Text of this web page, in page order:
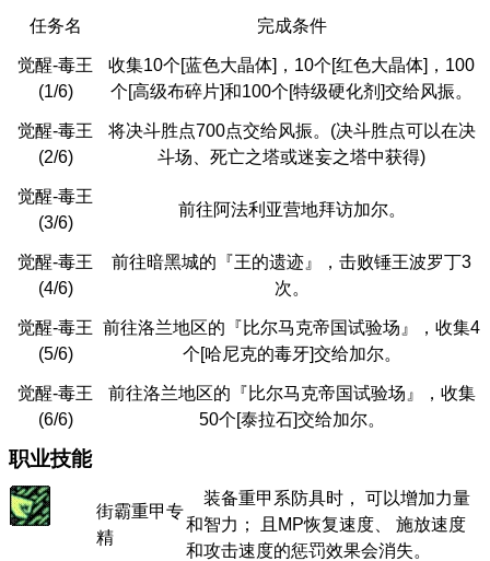
任务名 完成条件
觉醒-毒王
(1/6)
收集10个[蓝色大晶体]，10个[红色大晶体]，100
个[高级布碎片]和100个[特级硬化剂]交给风振。
觉醒-毒王
(2/6)
将决斗胜点700点交给风振。(决斗胜点可以在决
斗场、死亡之塔或迷妄之塔中获得)
觉醒-毒王
(3/6)
前往阿法利亚营地拜访加尔。
觉醒-毒王
(4/6)
前往暗黑城的『王的遗迹』，击败锤王波罗丁3
次。
觉醒-毒王
(5/6)
前往洛兰地区的『比尔马克帝国试验场』，收集4
个[哈尼克的毒牙]交给加尔。
觉醒-毒王
(6/6)
前往洛兰地区的『比尔马克帝国试验场』，收集
50个[泰拉石]交给加尔。
职业技能
街霸重甲专
精
装备重甲系防具时， 可以增加力量
和智力； 且MP恢复速度、 施放速度
和攻击速度的惩罚效果会消失。